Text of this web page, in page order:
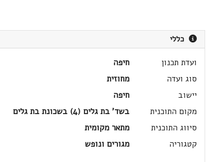
כללי
ועדת תכנון
חיפה
סוג ועדה
מחוזית
יישוב
חיפה
מקום התוכנית
בשד' בת גלים (4) בשכונת בת גלים
סיווג התוכנית
מתאר מקומית
קטגוריה
מגורים ונופש